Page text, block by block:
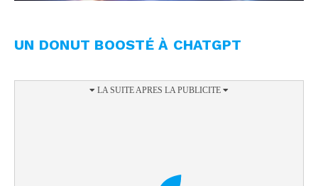
UN DONUT BOOSTÉ À CHATGPT